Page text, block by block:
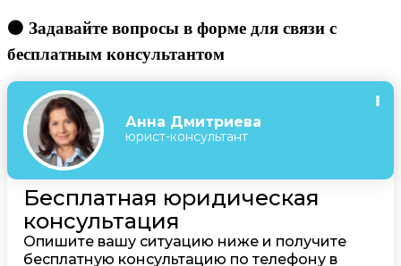
🟠 Задавайте вопросы в форме для связи с
бесплатным консультантом